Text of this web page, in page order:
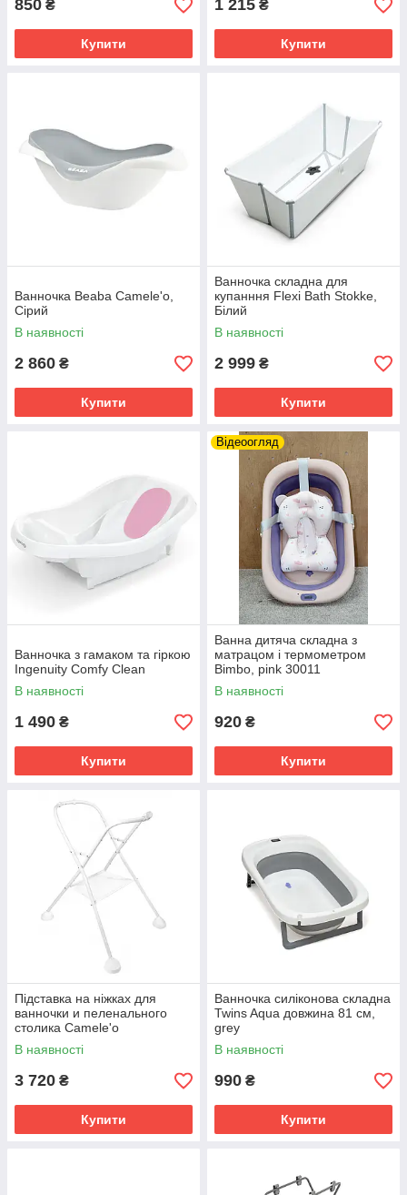
850 ₴
Купити
1 215 ₴
Купити
Ванночка Beaba Camele'o,
Сірий
В наявності
2 860 ₴
Купити
Ванночка складна для
купанння Flexi Bath Stokke,
Білий
В наявності
2 999 ₴
Купити
Ванночка з гамаком та гіркою
Ingenuity Comfy Clean
В наявності
1 490 ₴
Купити
Відеоогляд
Ванна дитяча складна з
матрацом і термометром
Bimbo, pink 30011
В наявності
920 ₴
Купити
Підставка на ніжках для
ванночки и пеленального
столика Camele'o
В наявності
3 720 ₴
Купити
Ванночка силіконова складна
Twins Aqua довжина 81 см,
grey
В наявності
990 ₴
Купити